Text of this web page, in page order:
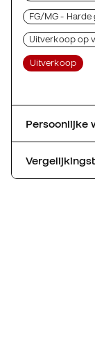
FG/MG - Harde
Uitverkoop op
Uitverkoop